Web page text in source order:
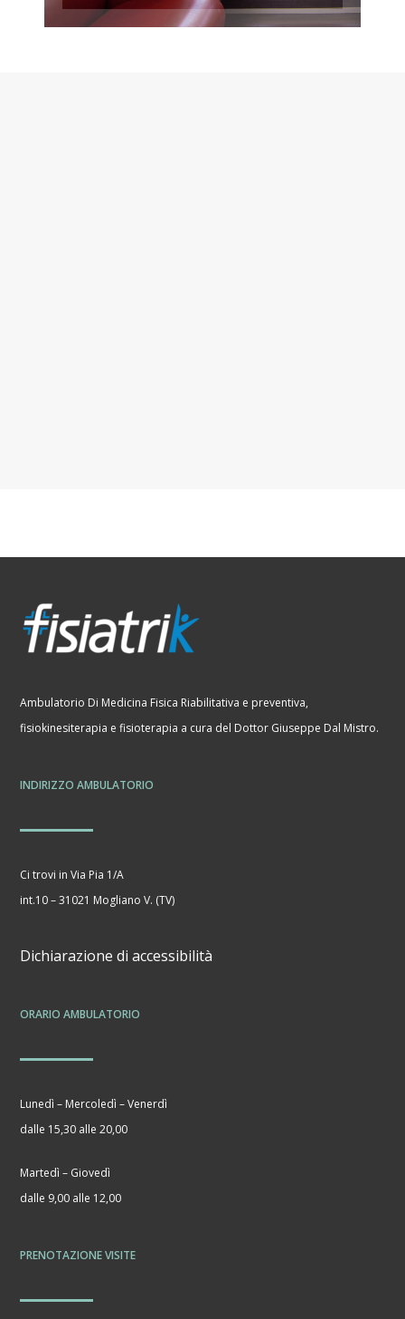
Ambulatorio Di Medicina Fisica Riabilitativa e preventiva,
fisiokinesiterapia e fisioterapia a cura del Dottor Giuseppe Dal Mistro.
INDIRIZZO AMBULATORIO
Ci trovi in Via Pia 1/A
int.10 – 31021 Mogliano V. (TV)
Dichiarazione di accessibilità
ORARIO AMBULATORIO
Lunedì – Mercoledì – Venerdì
dalle 15,30 alle 20,00
Martedì – Giovedì
dalle 9,00 alle 12,00
PRENOTAZIONE VISITE